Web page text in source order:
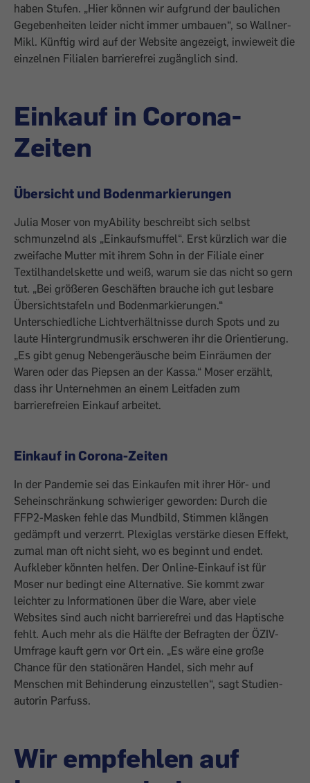
haben Stufen. „Hier können wir aufgrund der baulichen
Gegebenheiten leider nicht immer umbauen“, so Wallner-
Mikl. Künftig wird auf der Website angezeigt, inwieweit die
einzelnen Filialen barrierefrei zugänglich sind.
Einkauf in Corona-
Zeiten
Übersicht und Bodenmarkierungen
Julia Moser von myAbility beschreibt sich selbst
schmunzelnd als „Einkaufsmuffel“. Erst kürzlich war die
zweifache Mutter mit ihrem Sohn in der Filiale einer
Textilhandelskette und weiß, warum sie das nicht so gern
tut. „Bei größeren Geschäften brauche ich gut lesbare
Übersichtstafeln und Bodenmarkierungen.“
Unterschiedliche Lichtverhältnisse durch Spots und zu
laute Hintergrundmusik erschweren ihr die Orientierung.
„Es gibt genug Nebengeräusche beim Einräumen der
Waren oder das Piepsen an der Kassa.“ Moser erzählt,
dass ihr Unternehmen an einem Leitfaden zum
barrierefreien Einkauf arbeitet.
Einkauf in Corona-Zeiten
In der Pandemie sei das Einkaufen mit ihrer Hör- und
Seheinschränkung schwieriger geworden: Durch die
FFP2-Masken fehle das Mundbild, Stimmen klängen
gedämpft und verzerrt. Plexiglas verstärke diesen Effekt,
zumal man oft nicht sieht, wo es beginnt und endet.
Aufkleber könnten helfen. Der Online-Einkauf ist für
Moser nur bedingt eine Alter­native. Sie kommt zwar
leichter zu Informationen über die Ware, aber viele
Websites sind auch nicht barrierefrei und das Haptische
fehlt. Auch mehr als die ­Hälfte der Befragten der ÖZIV-
Umfrage kauft gern vor Ort ein. „Es wäre eine große
Chance für den stationären Handel, sich mehr auf
Menschen mit Behinderung einzustellen“, sagt Studien­
autorin Parfuss.
Wir empfehlen auf